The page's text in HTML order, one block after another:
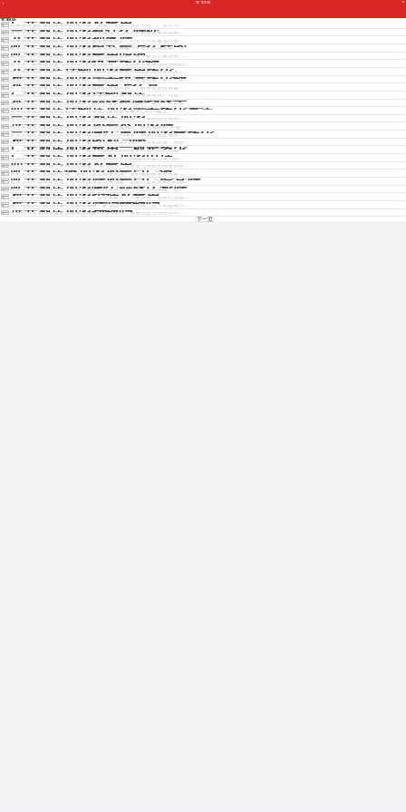
安酒店
安酒店广安酒店加盟及费用
随着旅游业的蓬勃发展和消费升级，酒店行业成为投资热点。广安作为...
吉安酒店加盟有什么好处
在竞争日益激烈的酒店行业中，选择加盟模式已成为许多投资者实现快...
六安酒店加盟那家好
随着旅游业的蓬勃发展和商务出行需求持续增长，六安作为安徽省内重...
延安酒店加盟模式是怎么样的
延安作为中国革命圣地，拥有深厚的红色文化底蕴与丰富的旅游资源。...
延安酒店加盟费用明细
延安作为中国革命圣地，拥有丰富的红色旅游资源，每年吸引大量游客。...
六安酒店加盟投资多少钱
近年来，随着旅游业与商务出行的蓬勃发展，六安酒店市场展现出强劲的...
六安酒店连锁加盟费用多少
在当前的酒店市场中，连锁加盟模式因其品牌效应和成熟的运营体系受...
雅安酒店加盟需要投资多少钱
雅安作为川西地区的重要旅游城市，酒店行业近年来发展迅速，吸引了众...
泰安酒店加盟费用怎么算
对于有意向在泰安地区投资酒店加盟的创业者来说，了解泰安酒店加盟...
广安酒店加盟连锁酒店
在酒店行业蓬勃发展的今天，连锁加盟模式已成为投资者实现资产增值...
泰安酒店加盟品牌有哪些牌子
泰安作为山东省重要的旅游城市，酒店行业发展势头强劲，吸引了许多投...
西安酒店连锁店加盟需要多少资金
在考虑加盟西安酒店连锁店时，资金投入是创业者最关心的问题之一。...
吉安酒店加盟酒店加盟
在当前的酒店行业市场中，选择一家具备强大品牌实力与成熟运营体系...
淮安酒店加盟还是不加盟好
在淮安这座历史文化名城，酒店行业的竞争日益激烈，投资者面临“加盟...
吉安酒店加盟哪个最好加盟费多少
在吉安这座兼具历史文化底蕴与现代发展活力的城市，酒店行业正迎来...
雅安酒店加盟的利与弊
雅安作为川西旅游的重要枢纽，近年来依托丰富的自然与文化资源，酒店...
广安酒店加盟费用一般是多少
广安作为川东地区的重要城市，近年来旅游业和商务出行需求增长迅速...
广安酒店加盟费及加盟电话
在酒店行业蓬勃发展的当下，选择具有市场竞争力的品牌加盟已成为投...
西安酒店加盟及费用
西安作为千年古都，兼具历史底蕴与现代活力，旅游业与商务活动蓬勃发...
延安酒店做加盟还是自己做
在延安这座红色旅游名城，酒店行业正随着文旅产业的蓬勃发展迎来新...
延安酒店加盟好还是自己经营好
延安作为中国革命圣地，近年来旅游业发展迅速，酒店行业迎来新的机遇...
延安酒店加盟哪个品牌比较好
延安作为中国革命圣地，拥有丰富的红色旅游资源与历史文化底蕴。近...
雅安酒店加盟条件及费用
雅安作为川西地区的重要旅游城市，近年来吸引了大量游客，酒店行业随...
雅安酒店加盟好吗赚钱吗
雅安地处四川盆地西缘，坐拥碧峰峡、蒙顶山等自然景观，近年来随着川...
淮安酒店加盟挣钱吗
在探讨淮安酒店加盟是否能够实现盈利的问题时，需要结合当地经济环...
下一页
Copyright © 2012 - 2025 www.jiudianjiameng.cc. All Rights Reserved. 酒店加盟版权所有
免费获取各酒店招商资料
免费获取招商资料